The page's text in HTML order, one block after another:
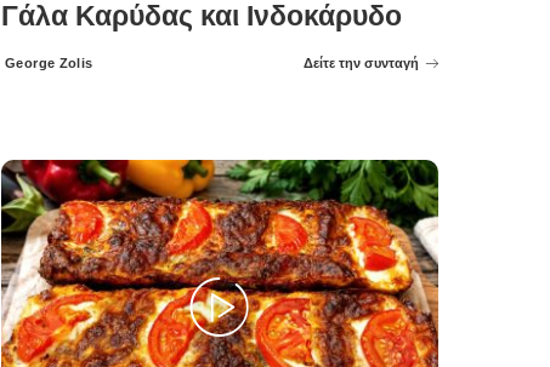
Γάλα Καρύδας και Ινδοκάρυδο
Posted
George Zolis Δείτε την συνταγή